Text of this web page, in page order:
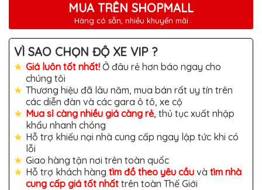
ĐỒ
CHƠI
XE
HƠI
MỚI
NHẤT
ĐỒ
CHƠI
XE
HƠI
CAO
CẤP
ĐỒ
CHƠI
XE
MÁY
MUA TRÊN SHOPMALL
Hàng có sẵn, nhiều khuyến mãi
VÌ SAO CHỌN ĐỘ XE VIP ?
Giá luôn tốt nhất! Ở đâu rẻ hơn báo ngay cho
chúng tôi
Thương hiệu đã lâu năm, mua bán rất uy tín trên
các diễn đàn và các gara ô tô, xe cộ
Mua sỉ càng nhiều giá càng rẻ, thủ tục xuất nhập
khẩu nhanh chóng
Hỗ trợ khiếu nại nhà cung cấp ngay lập tức khi có
lỗi
Giao hàng tận nơi trên toàn quốc
Hỗ trợ khách hàng tìm đồ theo yêu cầu và tìm nhà
cung cấp giá tốt nhất trên toàn Thế Giới